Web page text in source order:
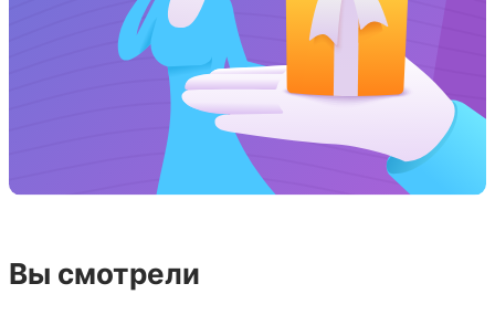
Вы смотрели